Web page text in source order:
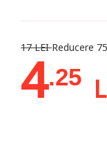
17 LEIReducere
4.25